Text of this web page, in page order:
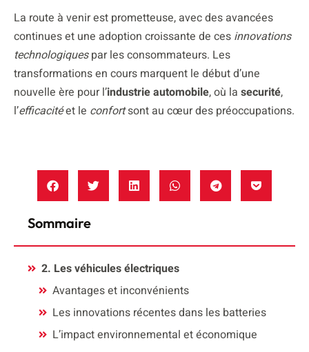
La route à venir est prometteuse, avec des avancées
continues et une adoption croissante de ces innovations
technologiquespar les consommateurs. Les
transformations en cours marquent le début d’une
nouvelle ère pour l’industrie automobile, où la securité,
l’efficacitéet le confortsont au cœur des préoccupations.
Sommaire
2. Les véhicules électriques
Avantages et inconvénients
Les innovations récentes dans les batteries
L’impact environnemental et économique